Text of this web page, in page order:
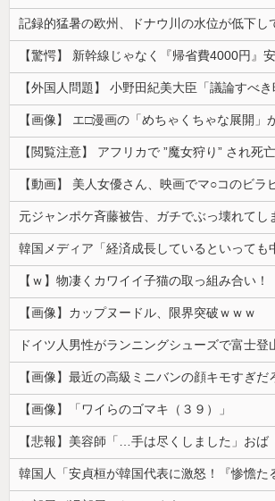
【画像】 エ□漫画の「めちゃくちゃな展開」
元ジャンポケ斉藤被告、ガチでぶっ壊れてし
【ｗ】物凄くカワイイ子猫の取っ組み合い！
【画像】カップヌードル、限界突破ｗｗｗ
【画像】最近の高級ミニバンの顔キモすぎだ
【画像】「ワイらのゴマキ（３９）」
【悲報】美容師「…手は尽くしました」お